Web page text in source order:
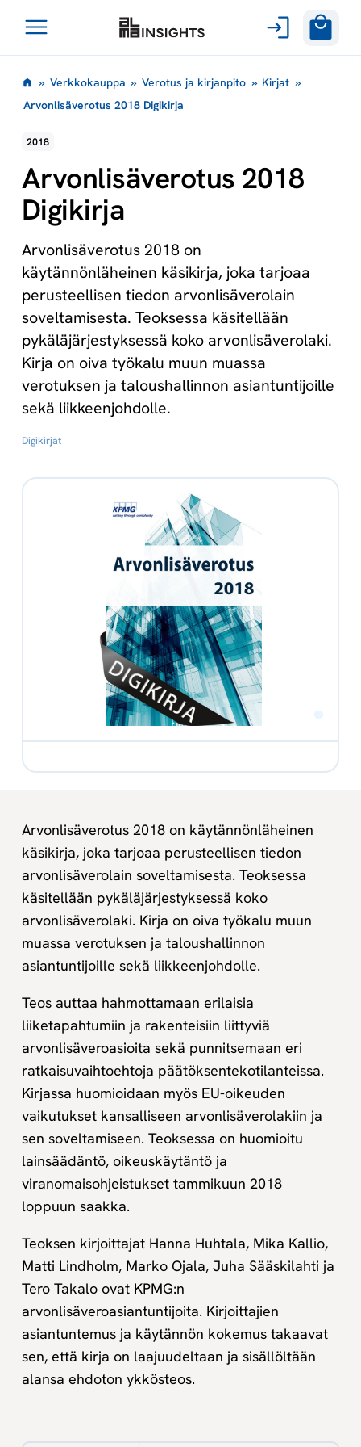
sisältöön
Avaa
» Verkkokauppa » Verotus ja kirjanpito » Kirjat »
Arvonlisäverotus 2018 Digikirja
2018
Arvonlisäverotus 2018
Digikirja
Arvonlisäverotus 2018 on
käytännönläheinen käsikirja, joka tarjoaa
perusteellisen tiedon arvonlisäverolain
soveltamisesta. Teoksessa käsitellään
pykäläjärjestyksessä koko arvonlisäverolaki.
Kirja on oiva työkalu muun muassa
verotuksen ja taloushallinnon asiantuntijoille
sekä liikkeenjohdolle.
Digikirjat
Arvonlisäverotus 2018 on käytännönläheinen
käsikirja, joka tarjoaa perusteellisen tiedon
arvonlisäverolain soveltamisesta. Teoksessa
käsitellään pykäläjärjestyksessä koko
arvonlisäverolaki. Kirja on oiva työkalu muun
muassa verotuksen ja taloushallinnon
asiantuntijoille sekä liikkeenjohdolle.
Teos auttaa hahmottamaan erilaisia
liiketapahtumiin ja rakenteisiin liittyviä
arvonlisäveroasioita sekä punnitsemaan eri
ratkaisuvaihtoehtoja päätöksentekotilanteissa.
Kirjassa huomioidaan myös EU-oikeuden
vaikutukset kansalliseen arvonlisäverolakiin ja
sen soveltamiseen. Teoksessa on huomioitu
lainsäädäntö, oikeuskäytäntö ja
viranomaisohjeistukset tammikuun 2018
loppuun saakka.
Teoksen kirjoittajat Hanna Huhtala, Mika Kallio,
Matti Lindholm, Marko Ojala, Juha Sääskilahti ja
Tero Takalo ovat KPMG:n
arvonlisäveroasiantuntijoita. Kirjoittajien
asiantuntemus ja käytännön kokemus takaavat
sen, että kirja on laajuudeltaan ja sisällöltään
alansa ehdoton ykkösteos.